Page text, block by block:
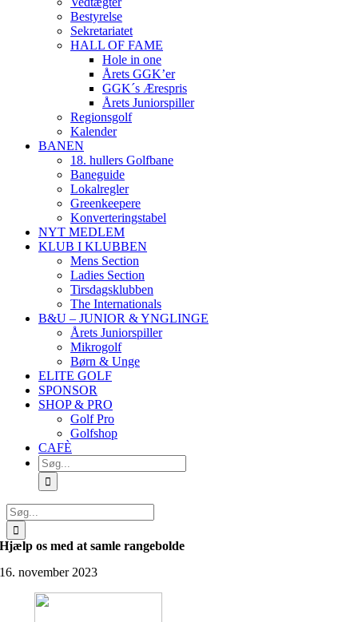
Bestyrelse
Sekretariatet
HALL OF FAME
Hole in one
Årets GGK’er
GGK´s Ærespris
Årets Juniorspiller
Regionsgolf
Kalender
BANEN
18. hullers Golfbane
Baneguide
Lokalregler
Greenkeepere
Konverteringstabel
NYT MEDLEM
KLUB I KLUBBEN
Mens Section
Ladies Section
Tirsdagsklubben
The Internationals
B&U – JUNIOR & YNGLINGE
Årets Juniorspiller
Mikrogolf
Børn & Unge
ELITE GOLF
SPONSOR
SHOP & PRO
Golf Pro
Golfshop
CAFÈ
Søg
efter:
Søg
efter:
Hjælp os med at samle rangebolde
16. november 2023